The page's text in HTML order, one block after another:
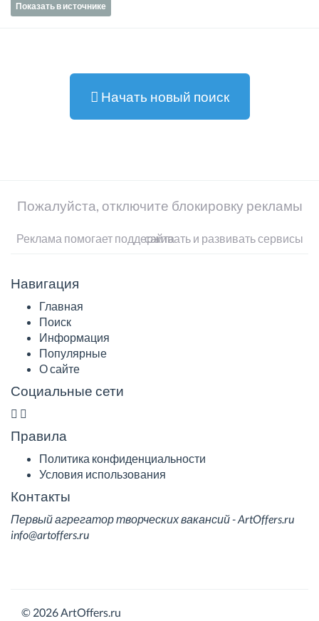
Показать в источнике
Начать новый поиск
Пожалуйста, отключите блокировку рекламы
Реклама помогает поддерживать и развивать сервисы сайта
Навигация
Главная
Поиск
Информация
Популярные
О сайте
Социальные сети
Правила
Политика конфиденциальности
Условия использования
Контакты
Первый агрегатор творческих вакансий - ArtOffers.ru
info@artoffers.ru
© 2026 ArtOffers.ru